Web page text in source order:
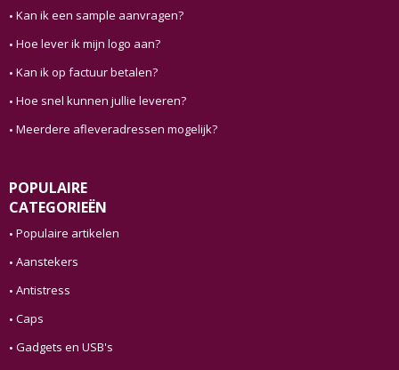
Kan ik een sample aanvragen?
Hoe lever ik mijn logo aan?
Kan ik op factuur betalen?
Hoe snel kunnen jullie leveren?
Meerdere afleveradressen mogelijk?
POPULAIRE
CATEGORIEËN
Populaire artikelen
Aanstekers
Antistress
Caps
Gadgets en USB's